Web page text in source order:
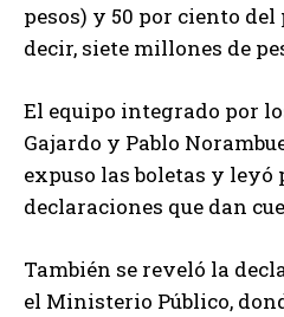
pesos) y 50 por ciento
decir, siete millones de
El equipo integrado por
Gajardo y Pablo
expuso las boletas y leyó
declaraciones que dan
También se reveló la
el Ministerio Público,